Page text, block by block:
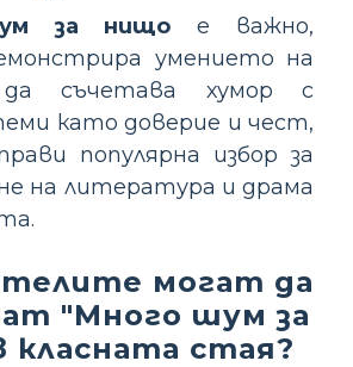
за нищо е важно,
умението на
съчетава хумор с
като доверие и чест,
популярна избор за
на литература и драма
могат да
"Много шум за
класната стая?